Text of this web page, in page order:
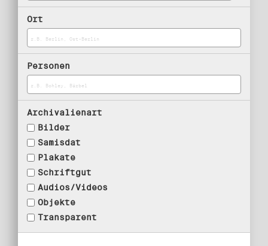
Ort
Personen
Archivalienart
Bilder
Samisdat
Plakate
Schriftgut
Audios/Videos
Objekte
Transparent